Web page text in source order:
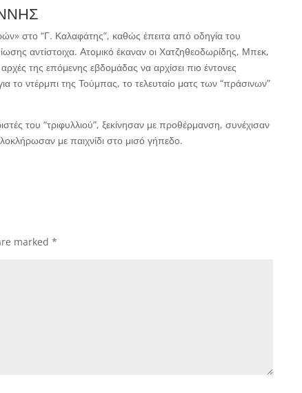
στο “Γ. Καλαφάτης”, καθώς έπειτα από οδηγία του
ίωσης αντίστοιχα. Ατομικό έκαναν οι Χατζηθεοδωρίδης, Μπεκ,
της επόμενης εβδομάδας να αρχίσει πιο έντονες
το ντέρμπι της Τούμπας, το τελευταίο ματς των “πράσινων”
του “τριφυλλιού”, ξεκίνησαν με προθέρμανση, συνέχισαν
με παιχνίδι στο μισό γήπεδο.
marked*